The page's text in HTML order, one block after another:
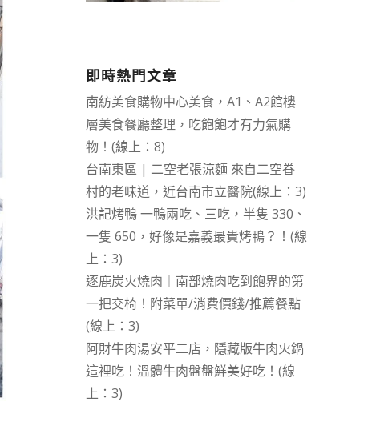
即時熱門文章
南紡美食購物中心美食，A1、A2館樓
層美食餐廳整理，吃飽飽才有力氣購
物！(線上：8)
台南東區 | 二空老張涼麵 來自二空眷
村的老味道，近台南市立醫院(線上：3)
洪記烤鴨 一鴨兩吃、三吃，半隻 330、
一隻 650，好像是嘉義最貴烤鴨？！(線
上：3)
逐鹿炭火燒肉｜南部燒肉吃到飽界的第
一把交椅！附菜單/消費價錢/推薦餐點
(線上：3)
阿財牛肉湯安平二店，隱藏版牛肉火鍋
這裡吃！溫體牛肉盤盤鮮美好吃！(線
上：3)